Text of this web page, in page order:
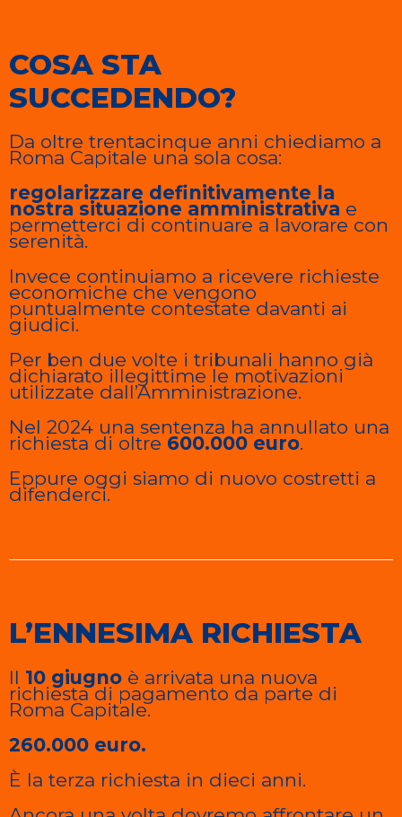
COSA STA
SUCCEDENDO?
Da oltre trentacinque anni chiediamo a
Roma Capitale una sola cosa:
regolarizzare definitivamente la
nostra situazione amministrativa e
permetterci di continuare a lavorare con
serenità.
Invece continuiamo a ricevere richieste
economiche che vengono
puntualmente contestate davanti ai
giudici.
Per ben due volte i tribunali hanno già
dichiarato illegittime le motivazioni
utilizzate dall’Amministrazione.
Nel 2024 una sentenza ha annullato una
richiesta di oltre 600.000 euro.
Eppure oggi siamo di nuovo costretti a
difenderci.
L’ENNESIMA RICHIESTA
Il 10 giugno è arrivata una nuova
richiesta di pagamento da parte di
Roma Capitale.
260.000 euro.
È la terza richiesta in dieci anni.